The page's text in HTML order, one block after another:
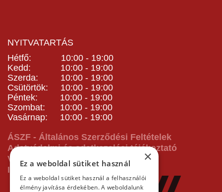
NYITVATARTÁS
Hétfő: 10:00 - 19:00
Kedd: 10:00 - 19:00
Szerda: 10:00 - 19:00
Csütörtök: 10:00 - 19:00
Péntek: 10:00 - 19:00
Szombat: 10:00 - 19:00
Vasárnap: 10:00 - 19:00
ÁSZF - Általános Szerződési Feltételek
Adatvédelmi és adatkezelési tájékoztató
Vásárlás előtti tájékoztató
Impresszum
×
Ez a weboldal sütiket használ
Ez a weboldal sütiket használ a felhasználói
élmény javítása érdekében. A weboldalunk